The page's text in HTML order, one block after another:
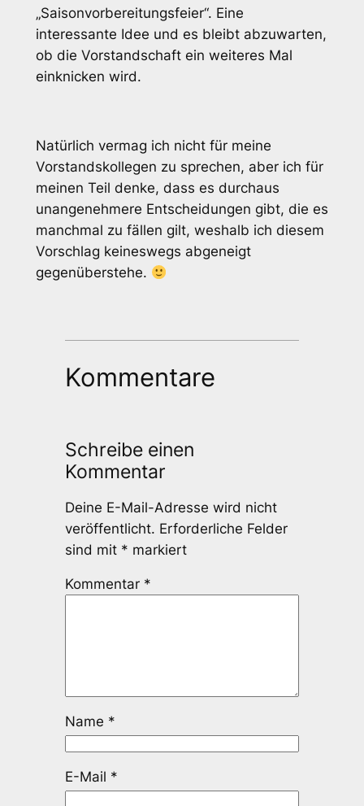
„Saisonvorbereitungsfeier“. Eine
interessante Idee und es bleibt abzuwarten,
ob die Vorstandschaft ein weiteres Mal
einknicken wird.
Natürlich vermag ich nicht für meine
Vorstandskollegen zu sprechen, aber ich für
meinen Teil denke, dass es durchaus
unangenehmere Entscheidungen gibt, die es
manchmal zu fällen gilt, weshalb ich diesem
Vorschlag keineswegs abgeneigt
gegenüberstehe.
Kommentare
Schreibe einen
Kommentar
Deine E-Mail-Adresse wird nicht
veröffentlicht. Erforderliche Felder
sind mit * markiert
Kommentar *
Name *
E-Mail *